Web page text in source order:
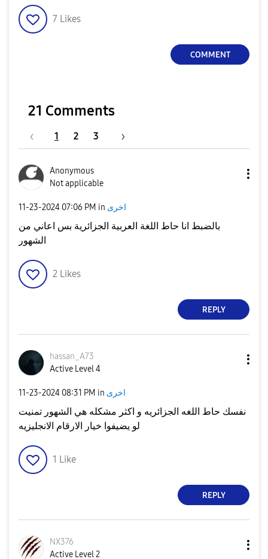
7 Likes
COMMENT
21 Comments
1 2 3
Anonymous
Not applicable
‎11-23-2024 07:06 PM in اخرى
بالضبط انا حاط اللغة العربية الجزائرية بس اعاني من
الشهور
2 Likes
REPLY
hassan_A73
Active Level 4
‎11-23-2024 08:31 PM in اخرى
نفسك حاط اللغه الجزائريه و اكثر مشكله هي الشهور تمنيت
لو يضيفوا خيار الارقام الانجليزيه
1 Like
REPLY
NX376
Active Level 2